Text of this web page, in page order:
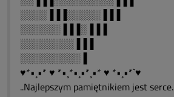
░░░░▐▐▐░░░░░▐▐▐
░░░░░░▐▐▐░▐▐▐
░░░░░░░░▐▐▐
░░░░░░░░░▐
♥*•¸•* ♥ *•¸*•¸•*¸•* ♥ *•¸•*`♥
..Najlepszym pamiętnikiem jest serce.